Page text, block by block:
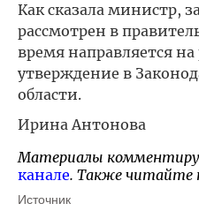
Как сказала министр,
рассмотрен в
время направляется
утверждение в
области.
Ирина Антонова
Материалы
канале. Также читайте
Источник